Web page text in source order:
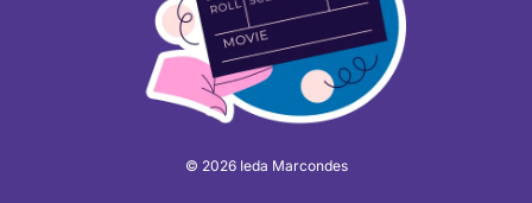
© 2026 Ieda Marcondes